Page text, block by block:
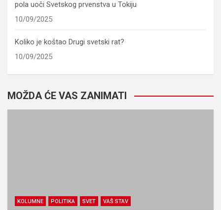
pola uoči Svetskog prvenstva u Tokiju
10/09/2025
Koliko je koštao Drugi svetski rat?
10/09/2025
MOŽDA ĆE VAS ZANIMATI
KOLUMNE POLITIKA SVET VAŠ STAV